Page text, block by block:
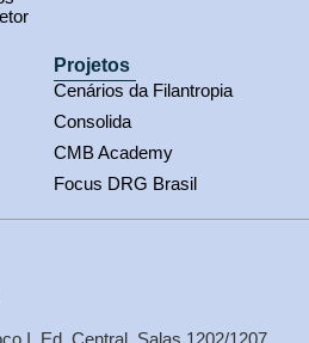
Projetos
Cenários da Filantropia
Consolida
CMB Academy
Focus DRG Brasil